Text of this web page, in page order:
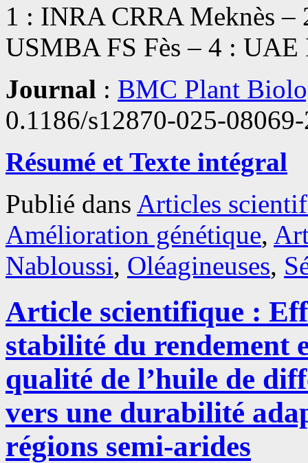
1 : INRA CRRA Meknès –
USMBA FS Fès – 4 : UAE
Journal : BMC Plant
0.1186/s12870-025-
Résumé et Texte intégral
Publié dans Articles
Amélioration génétique,
Nabloussi, Oléagineuses,
Article scientifique :
stabilité du rendement
qualité de l’huile de
vers une durabilité
régions semi-arides